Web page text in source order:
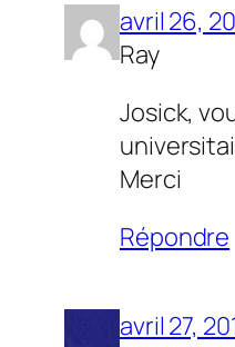
avril 26,
Ray
Josick,
Merci
Répondre
avril 27,